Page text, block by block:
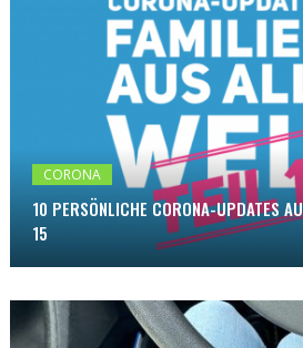
CORONA
10 PERSÖNLICHE CORONA-UPDATES
15